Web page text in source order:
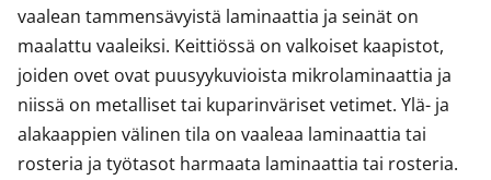
Ostoskeskus Kivis on 6 minuutin bussimatkan päässä.
vaalean tammensävyistä laminaattia ja seinät on
maalattu vaaleiksi. Keittiössä on valkoiset kaapistot,
joiden ovet ovat puusyykuvioista mikrolaminaattia ja
niissä on metalliset tai kuparinväriset vetimet. Ylä- ja
alakaappien välinen tila on vaaleaa laminaattia tai
rosteria ja työtasot harmaata laminaattia tai rosteria.